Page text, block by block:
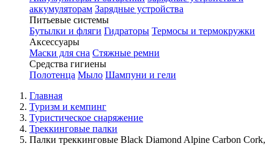
аккумуляторам Зарядные устройства
Питьевые системы
Бутылки и фляги Гидраторы Термосы и термокружки
Аксессуары
Маски для сна Стяжные ремни
Средства гигиены
Полотенца Мыло Шампуни и гели
Главная
Туризм и кемпинг
Туристическое снаряжение
Треккинговые палки
Палки треккинговые Black Diamond Alpine Carbon Cork,